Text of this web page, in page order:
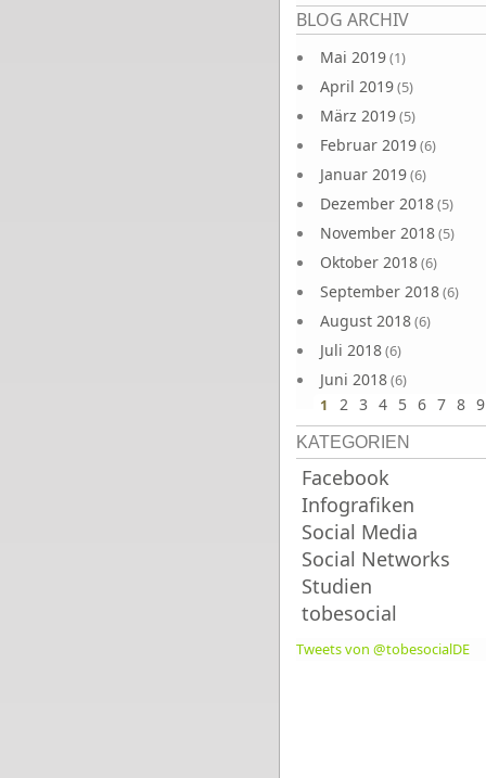
BLOG ARCHIV
Mai 2019(1)
April 2019(5)
März 2019(5)
Februar 2019(6)
Januar 2019(6)
Dezember 2018(5)
November 2018(5)
Oktober 2018(6)
September 2018(6)
August 2018(6)
Juli 2018(6)
Juni 2018(6)
1 2 3 4 5 6 7 8 9
KATEGORIEN
Facebook
Infografiken
Social Media
Social Networks
Studien
tobesocial
Tweets von @tobesocialDE